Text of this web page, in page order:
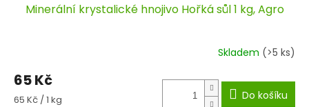
Minerální krystalické hnojivo Hořká sůl 1 kg, Agro
Skladem (>5 ks)
65 Kč
Měrná
65 Kč / 1 kg Do košíku